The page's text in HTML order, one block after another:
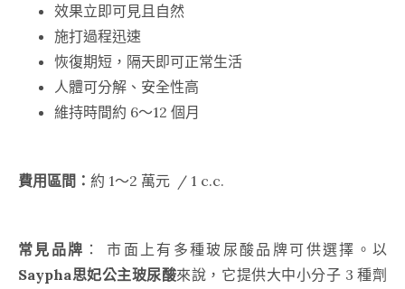
效果立即可見且自然
施打過程迅速
恢復期短，隔天即可正常生活
人體可分解、安全性高
維持時間約 6～12 個月
費用區間： 約 1～2 萬元 / 1 c.c.
常見品牌 ： 市面上有多種玻尿酸品牌可供選擇。以
Saypha思妃公主玻尿酸來說，它提供大中小分子 3 種劑